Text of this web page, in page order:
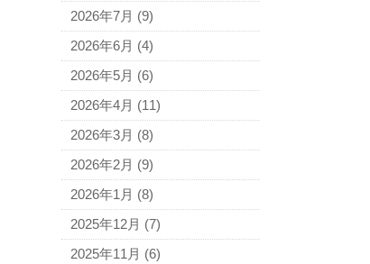
2026年7月 (9)
2026年6月 (4)
2026年5月 (6)
2026年4月 (11)
2026年3月 (8)
2026年2月 (9)
2026年1月 (8)
2025年12月 (7)
2025年11月 (6)